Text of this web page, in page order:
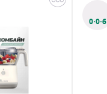
0·0·6